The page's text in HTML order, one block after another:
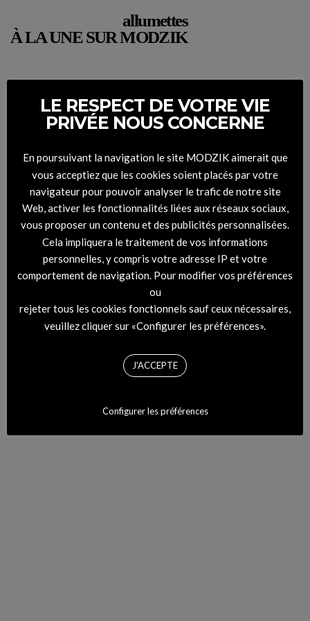
allumettes
À LA UNE SUR MODZIK
DIGITAL COVER – RHYTHM #45 Montemarco
LE RESPECT DE VOTRE VIE
PRIVÉE NOUS CONCERNE
En poursuivant la navigation le site MODZIK aimerait que
vous acceptiez que les cookies soient placés par votre
navigateur pour pouvoir analyser le trafic de notre site
Web, activer les fonctionnalités liées aux réseaux sociaux,
vous proposer un contenu et des publicités personnalisées.
Cela impliquera le traitement de vos informations
personnelles, y compris votre adresse IP et votre
comportement de navigation. Pour modifier vos préférences
ou
rejeter tous les cookies fonctionnels sauf ceux nécessaires,
veuillez cliquer sur «Configurer les préférences».
J'ACCEPTE
Configurer les préférences